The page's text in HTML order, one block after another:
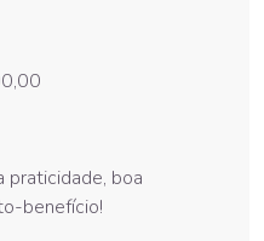
praticidade, boa
benefício!